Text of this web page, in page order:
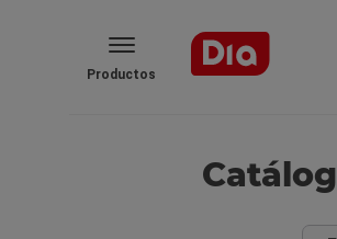
Productos